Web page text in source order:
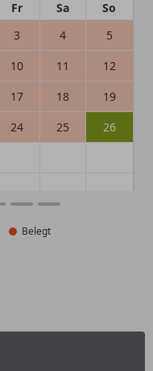
Fr Sa
So
3 4
5
10 11
12
17 18
19
24 25
26
Belegt